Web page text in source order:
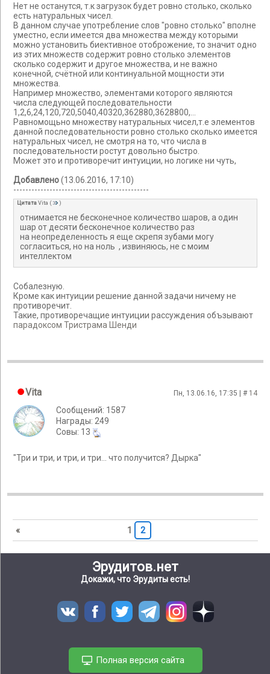
Нет не останутся, т.к загрузок будет ровно столько, сколько
есть натуральных чисел.
В данном случае употребление слов "ровно столько" вполне
уместно, если имеется два множества между которыми
можно установить биективное отоброжение, то значит одно
из этих множеств содержит ровно столько элементов
сколько содержит и другое множества, и не важно
конечной, счётной или континуальной мощности эти
множества.
Например множество, элементами которого являются
числа следующей последовательности
1,2,6,24,120,720,5040,40320,362880,3628800,...
Равномощьно множеству натуральных чисел,т.е элементов
данной последовательности ровно столько сколько имеется
натуральных чисел, не смотря на то, что числа в
последовательности ростут довольно быстро.
Может это и противоречит интуиции, но логике ни чуть,
Добавлено(13.06.2016, 17:10)
---------------------------------------------
ЦитатаVita ( )
отнимается не бесконечное количество шаров, а один
шар от десяти бесконечное количество раз
на неопределенность я еще скрепя зубами могу
согласиться, но на ноль , извиняюсь, не с моим
интеллектом
Собалезную.
Кроме как интуиции решение данной задачи ничему не
противоречит.
Такие, противоречащие интуиции рассуждения объзывают
парадоксом Тристрама Шенди
Vita Пн, 13.06.16, 17:35 | # 14
Сообщений: 1587
Награды: 249
Cовы: 13
"Три и три, и три, и три... что получится? Дырка"
« 1 2
Эрудитов.нет
Докажи, что Эрудиты есть!
Полная версия сайта